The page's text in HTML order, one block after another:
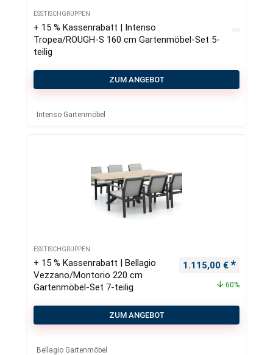
ESSTISCHGRUPPEN
+ 15 % Kassenrabatt | Intenso
Tropea/ROUGH-S 160 cm Gartenmöbel-Set 5-
teilig
ZUM ANGEBOT
Intenso Gartenmöbel
ESSTISCHGRUPPEN
+ 15 % Kassenrabatt | Bellagio
Vezzano/Montorio 220 cm
Gartenmöbel-Set 7-teilig
Ursprünglicher
1.115,00 €
60%
ZUM ANGEBOT
Bellagio Gartenmöbel